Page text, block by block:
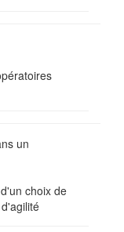
un
choix de